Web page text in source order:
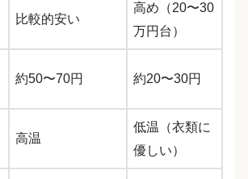
比較的安い
高め（20〜30
万円台）
約50〜70円 約20〜30円
高温
低温（衣類に
優しい）